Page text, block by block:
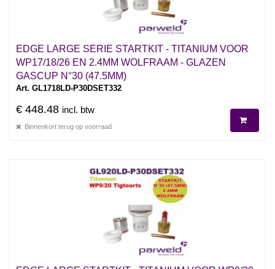
EDGE LARGE SERIE STARTKIT - TITANIUM VOOR
WP17/18/26 EN 2.4MM WOLFRAAM - GLAZEN
GASCUP N°30 (47.5MM)
Art. GL1718LD-P30DSET332
€ 448.48 incl. btw
Binnenkort terug op voorraad